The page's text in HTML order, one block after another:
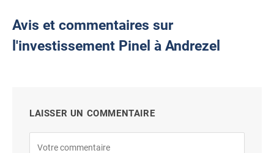
Avis et commentaires sur
l'investissement Pinel à Andrezel
LAISSER UN COMMENTAIRE